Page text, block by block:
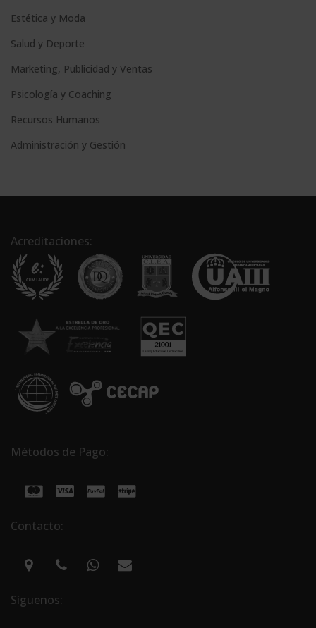
Estética y Moda
Salud y Deporte
Marketing, Publicidad y Ventas
Psicología y Coaching
Recursos Humanos
Administración y Gestión
Acreditaciones:
Métodos de Pago:
Contacto:
Síguenos: